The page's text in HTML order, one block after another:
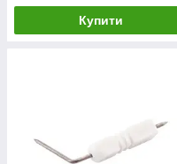
Купити